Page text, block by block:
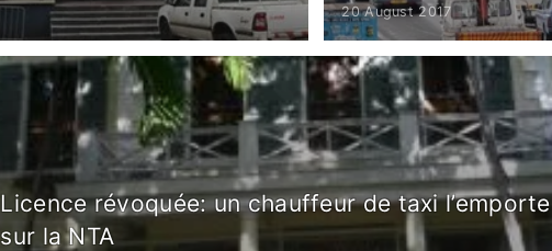
20 August 2017
Licence révoquée: un chauffeur de taxi l’emporte
sur la NTA